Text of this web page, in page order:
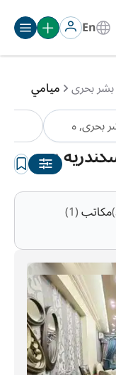
En
بحرى ميامي
(80
مكاتب(1)